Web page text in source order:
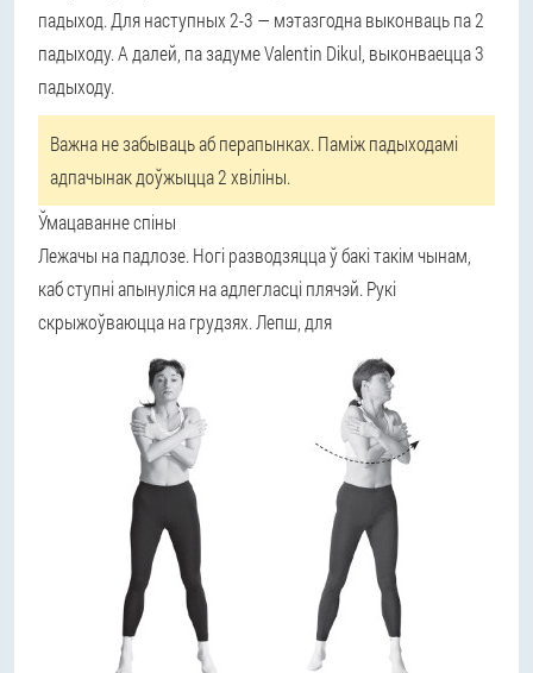
падыход. Для наступных 2-3 — мэтазгодна выконваць па 2
падыходу. А далей, па задуме Valentin Dikul, выконваецца 3
падыходу.
Важна не забываць аб перапынках. Паміж падыходамі
адпачынак доўжыцца 2 хвіліны.
Ўмацаванне спіны
Лежачы на падлозе. Ногі разводзяцца ў бакі такім чынам,
каб ступні апынуліся на адлегласці плячэй. Рукі
скрыжоўваюцца на грудзях. Лепш, для